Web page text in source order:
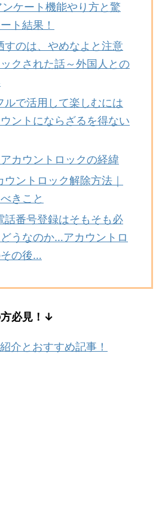
ケート機能やり方と驚
ト結果！
のは、やめなよと注意
クされた話～外国人との
で活用して楽しむには
ントにならざるを得ない
カウントロックの経緯
ントロック解除方法｜
きこと
番号登録はそもそも必
うなのか…アカウントロ
の後…
必見！↓
介とおすすめ記事！